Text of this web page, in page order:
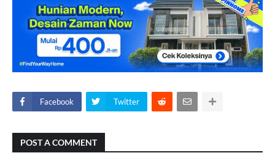
Facebook Twitter
POST A COMMENT